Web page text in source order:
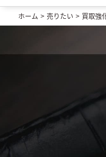
ホーム > 売りたい > 買取強